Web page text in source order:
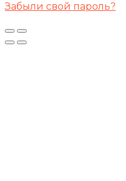
Забыли свой пароль?